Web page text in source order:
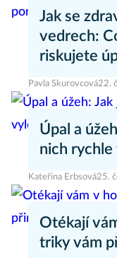
Jak se
vedrech:
riskujete
Pavla Skurovcová22.
Úpal a
nich
Kateřina Erbsová25.
Otékají
triky vám